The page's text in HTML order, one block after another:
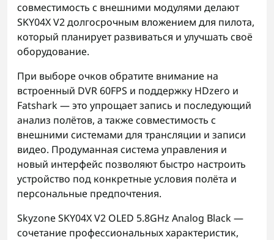
совместимость с внешними модулями делают
SKY04X V2 долгосрочным вложением для пилота,
который планирует развиваться и улучшать своё
оборудование.
При выборе очков обратите внимание на
встроенный DVR 60FPS и поддержку HDzero и
Fatshark — это упрощает запись и последующий
анализ полётов, а также совместимость с
внешними системами для трансляции и записи
видео. Продуманная система управления и
новый интерфейс позволяют быстро настроить
устройство под конкретные условия полёта и
персональные предпочтения.
Skyzone SKY04X V2 OLED 5.8GHz Analog Black —
сочетание профессиональных характеристик,